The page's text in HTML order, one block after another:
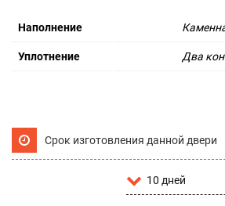
Наполнение
Уплотнение Два
Срок изготовления данной двери
10 дней